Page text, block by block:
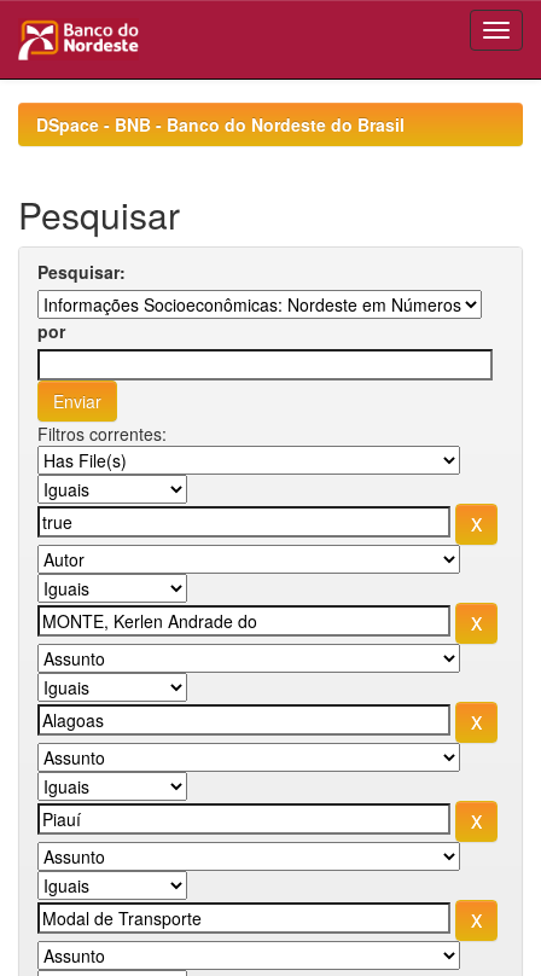
navigationDSpace - BNB - Banco do Nordeste do Brasil
Pesquisar
Pesquisar:
por
Filtros correntes: